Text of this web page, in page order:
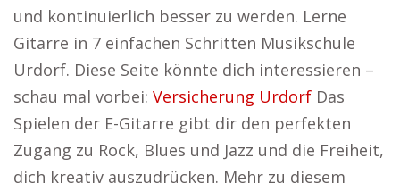
und kontinuierlich besser zu werden. Lerne
Gitarre in 7 einfachen Schritten Musikschule
Urdorf. Diese Seite könnte dich interessieren –
schau mal vorbei: Versicherung Urdorf Das
Spielen der E-Gitarre gibt dir den perfekten
Zugang zu Rock, Blues und Jazz und die Freiheit,
dich kreativ auszudrücken. Mehr zu diesem